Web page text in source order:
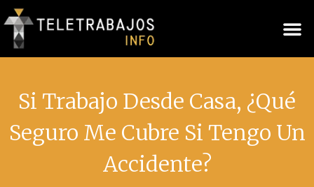
Si Trabajo Desde Casa, ¿qué
Seguro Me Cubre Si Tengo Un
Accidente?